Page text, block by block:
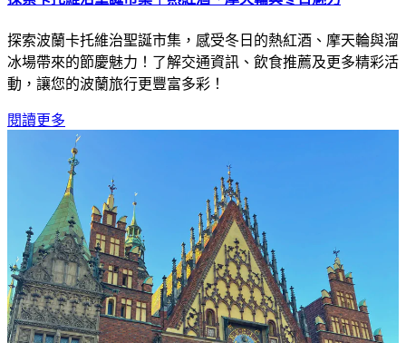
探索波蘭卡托維治聖誕市集，感受冬日的熱紅酒、摩天輪與溜
冰場帶來的節慶魅力！了解交通資訊、飲食推薦及更多精彩活
動，讓您的波蘭旅行更豐富多彩！
閱讀更多